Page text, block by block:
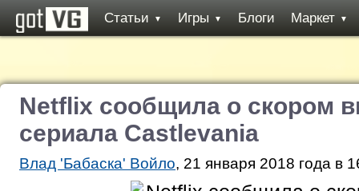
Статьи ▼ Игры ▼ Блоги Маркет ▼
Netflix сообщила о скором
сериала Castlevania
Влад 'Бабаска' Войло, 21 января 2018 года в